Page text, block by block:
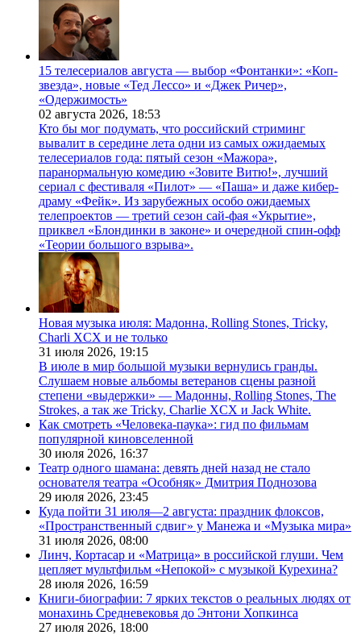
15 телесериалов августа — выбор «Фонтанки»: «Коп-
звезда», новые «Тед Лессо» и «Джек Ричер»,
«Одержимость»
02 августа 2026, 18:53
Кто бы мог подумать, что российский стриминг
вывалит в середине лета одни из самых ожидаемых
телесериалов года: пятый сезон «Мажора»,
паранормальную комедию «Зовите Витю!», лучший
сериал с фестиваля «Пилот» — «Паша» и даже кибер-
драму «Фейк». Из зарубежных особо ожидаемых
телепроектов — третий сезон сай-фая «Укрытие»,
приквел «Блондинки в законе» и очередной спин-офф
«Теории большого взрыва».
Новая музыка июля: Мадонна, Rolling Stones, Tricky,
Charli XCX и не только
31 июля 2026, 19:15
В июле в мир большой музыки вернулись гранды.
Слушаем новые альбомы ветеранов сцены разной
степени «выдержки» — Мадонны, Rolling Stones, The
Strokes, а так же Tricky, Charlie XCX и Jack White.
Как смотреть «Человека-паука»: гид по фильмам
популярной киновселенной
30 июля 2026, 16:37
Театр одного шамана: девять дней назад не стало
основателя театра «Особняк» Дмитрия Поднозова
29 июля 2026, 23:45
Куда пойти 31 июля—2 августа: праздник флоксов,
«Пространственный сдвиг» у Манежа и «Музыка мира»
31 июля 2026, 08:00
Линч, Кортасар и «Матрица» в российской глуши. Чем
цепляет мультфильм «Непокой» с музыкой Курехина?
28 июля 2026, 16:59
Книги-биографии: 7 ярких текстов о реальных людях от
монахинь Средневековья до Энтони Хопкинса
27 июля 2026, 18:00